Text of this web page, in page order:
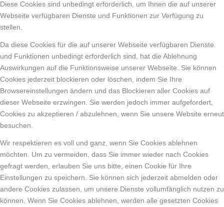
Diese Cookies sind unbedingt erforderlich, um Ihnen die auf unserer
Webseite verfügbaren Dienste und Funktionen zur Verfügung zu
stellen.
Da diese Cookies für die auf unserer Webseite verfügbaren Dienste
und Funktionen unbedingt erforderlich sind, hat die Ablehnung
Auswirkungen auf die Funktionsweise unserer Webseite. Sie können
Cookies jederzeit blockieren oder löschen, indem Sie Ihre
Browsereinstellungen ändern und das Blockieren aller Cookies auf
dieser Webseite erzwingen. Sie werden jedoch immer aufgefordert,
Cookies zu akzeptieren / abzulehnen, wenn Sie unsere Website erneut
besuchen.
Wir respektieren es voll und ganz, wenn Sie Cookies ablehnen
möchten. Um zu vermeiden, dass Sie immer wieder nach Cookies
gefragt werden, erlauben Sie uns bitte, einen Cookie für Ihre
Einstellungen zu speichern. Sie können sich jederzeit abmelden oder
andere Cookies zulassen, um unsere Dienste vollumfänglich nutzen zu
können. Wenn Sie Cookies ablehnen, werden alle gesetzten Cookies